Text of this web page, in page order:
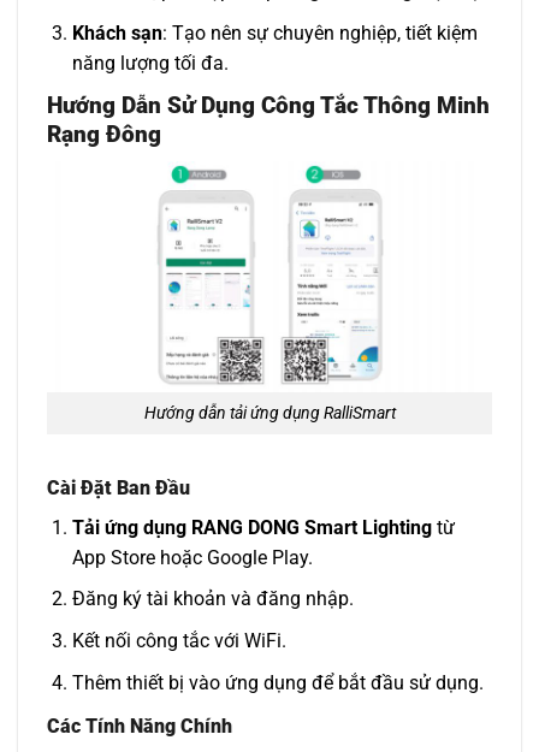
Khách sạn: Tạo nên sự chuyên nghiệp, tiết kiệm
năng lượng tối đa.
Hướng Dẫn Sử Dụng Công Tắc Thông Minh
Rạng Đông
Hướng dẫn tải ứng dụng RalliSmart
Cài Đặt Ban Đầu
Tải ứng dụng RANG DONG Smart Lightingtừ
App Store hoặc Google Play.
Đăng ký tài khoản và đăng nhập.
Kết nối công tắc với WiFi.
Thêm thiết bị vào ứng dụng để bắt đầu sử dụng.
Các Tính Năng Chính